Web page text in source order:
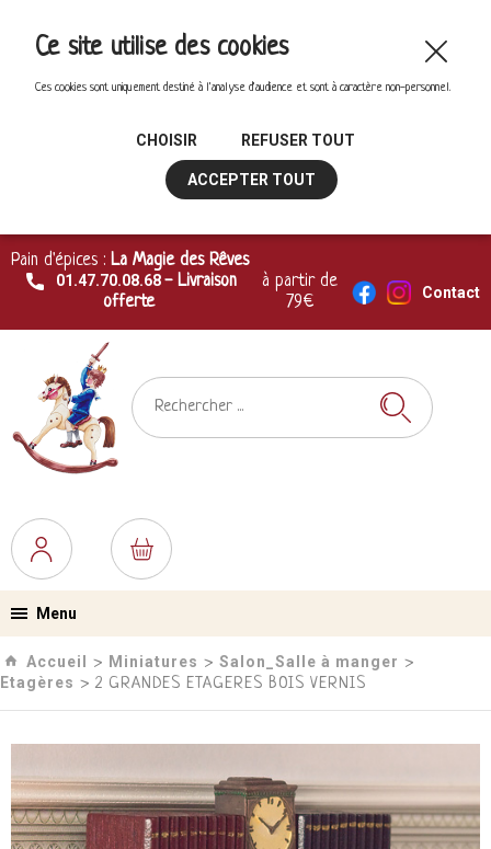
Pain d'épices : La Magie des Rêves
01.47.70.08.68- Livraison
offerte
à partir de
79€
Contact
Menu
Accueil › Miniatures ›Salon_Salle à manger ›
Etagères › 2 GRANDES ETAGERES BOIS VERNIS
Ce site utilise des cookies
Ces cookies sont uniquement destiné à l'analyse d'audience et sont à caractère non-personnel.
CHOISIR REFUSER TOUT
ACCEPTER TOUT